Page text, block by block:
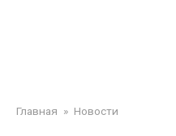
Главная » Новости